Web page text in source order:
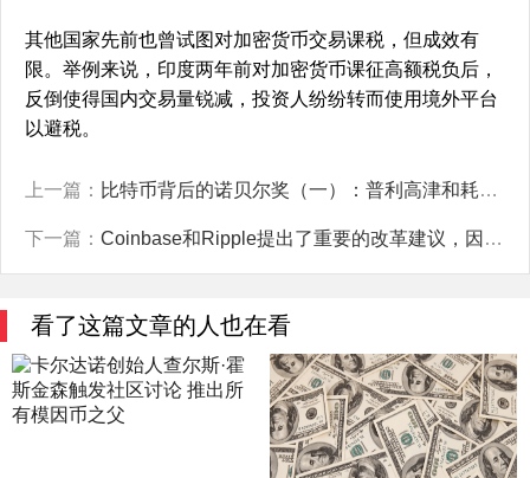
其他国家先前也曾试图对加密货币交易课税，但成效有
限。举例来说，印度两年前对加密货币课征高额税负后，
反倒使得国内交易量锐减，投资人纷纷转而使用境外平台
以避税。
上一篇： 比特币背后的诺贝尔奖（一）：普利高津和耗散结构理论
下一篇： Coinbase和Ripple提出了重要的改革建议，因为Elon Musk的DOGE意在推动对SEC进行改革。
看了这篇文章的人也在看